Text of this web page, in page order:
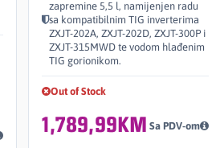
zapremine 5,5 l, namijenjen radu
sa kompatibilnim TIG inverterima
ZXJT-202A, ZXJT-202D, ZXJT-300P i
ZXJT-315MWD te vodom hlađenim
TIG gorionikom.
Out of Stock
1,789,99KM Sa PDV-om